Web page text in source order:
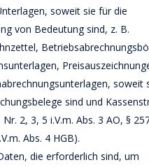
soweit sie für die
von Bedeutung sind, z. B.
soweit
sind und
2, 3, 5 i.V.m. Abs. 3 AO, §
Abs. 4 HGB).
die erforderlich sind, um